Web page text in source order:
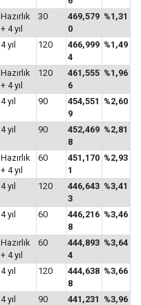
Hazırlık
+ 4 yıl
30
469,579
0
%1,31
4 yıl 120
466,999
4
%1,49
Hazırlık
+ 4 yıl
120
461,555
6
%1,96
4 yıl 90
454,551
9
%2,60
4 yıl 90
452,469
8
%2,81
Hazırlık
+ 4 yıl
60
451,170
1
%2,93
4 yıl 120
446,643
3
%3,41
4 yıl 60
446,216
8
%3,46
Hazırlık
+ 4 yıl
60
444,893
4
%3,64
4 yıl 120
444,638
8
%3,66
4 yıl 90
441,231 %3,96